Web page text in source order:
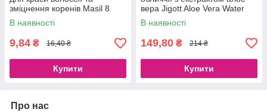
зміцнення коренів Masil 8
Seconds Salon Super Mild
Hair Mask
В наявності
9,84 ₴ 16,40 ₴
Купити
вера Jigott Aloe Vera Water
Bomb Cream, 150 ml
В наявності
149,80 ₴ 214 ₴
Купити
Про нас